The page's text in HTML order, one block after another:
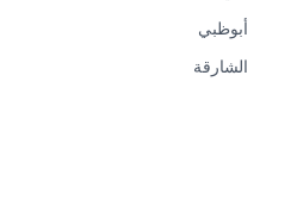
أبوظبي
الشارقة